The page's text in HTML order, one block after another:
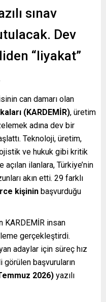
sınav
Dev
“liyakat”
can damarı olan
(KARDEMİR), üretim
adına dev bir
Teknoloji, üretim,
ve hukuk gibi kritik
ilanlara, Türkiye’nin
akın etti. 29 farklı
kişinin başvurduğu
KARDEMİR insan
gerçekleştirdi.
adaylar için süreç hız
başvuruların
2026) yazılı